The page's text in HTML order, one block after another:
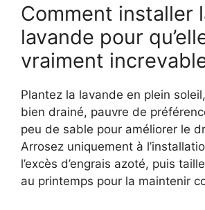
Comment installer
lavande pour
vraiment
Plantez la lavande en plein
bien drainé, pauvre de
peu de sable pour améliorer le
Arrosez uniquement à
l’excès d’engrais azoté, puis
au printemps pour la maintenir